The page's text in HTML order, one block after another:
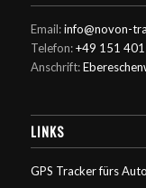
Email:info@novon-
Telefon:+49 151
Anschrift:
LINKS
GPS Tracker fürs